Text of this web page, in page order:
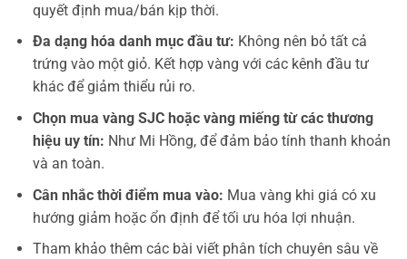
quyết định mua/bán kịp thời.
Đa dạng hóa danh mục đầu tư: Không nên bỏ tất cả
trứng vào một giỏ. Kết hợp vàng với các kênh đầu tư
khác để giảm thiểu rủi ro.
Chọn mua vàng SJC hoặc vàng miếng từ các thương
hiệu uy tín: Như Mi Hồng, để đảm bảo tính thanh khoản
và an toàn.
Cân nhắc thời điểm mua vào: Mua vàng khi giá có xu
hướng giảm hoặc ổn định để tối ưu hóa lợi nhuận.
Tham khảo thêm các bài viết phân tích chuyên sâu về